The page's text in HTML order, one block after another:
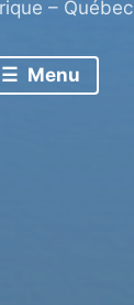
– Québec
Menu